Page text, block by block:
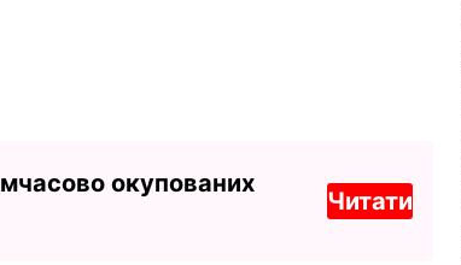
окупованих
Читати